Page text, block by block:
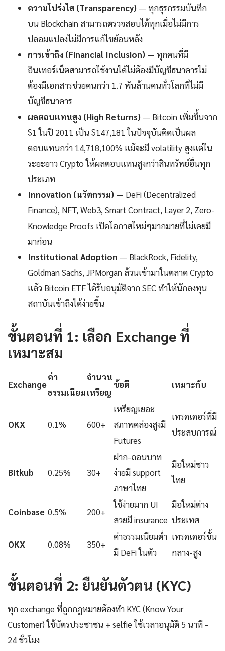
ความโปร่งใส (Transparency) — ทุกธุรกรรมบันทึก
บน Blockchain สามารถตรวจสอบได้ทุกเมื่อไม่มีการ
ปลอมแปลงไม่มีการแก้ไขย้อนหลัง
การเข้าถึง (Financial Inclusion) — ทุกคนที่มี
อินเทอร์เน็ตสามารถใช้งานได้ไม่ต้องมีบัญชีธนาคารไม่
ต้องมีเอกสารช่วยคนกว่า 1.7 พันล้านคนทั่วโลกที่ไม่มี
บัญชีธนาคาร
ผลตอบแทนสูง (High Returns) — Bitcoin เพิ่มขึ้นจาก
$1 ในปี 2011 เป็น $147,181 ในปัจจุบันคิดเป็นผล
ตอบแทนกว่า 14,718,100% แม้จะมี volatility สูงแต่ใน
ระยะยาว Crypto ให้ผลตอบแทนสูงกว่าสินทรัพย์อื่นทุก
ประเภท
Innovation (นวัตกรรม) — DeFi (Decentralized
Finance), NFT, Web3, Smart Contract, Layer 2, Zero-
Knowledge Proofs เปิดโอกาสใหม่ๆมากมายที่ไม่เคยมี
มาก่อน
Institutional Adoption — BlackRock, Fidelity,
Goldman Sachs, JPMorgan ล้วนเข้ามาในตลาด Crypto
แล้ว Bitcoin ETF ได้รับอนุมัติจาก SEC ทำให้นักลงทุน
สถาบันเข้าถึงได้ง่ายขึ้น
ขั้นตอนที่ 1: เลือก Exchange ที่
เหมาะสม
Exchange
ค่า
ธรรมเนียม
จำนวน
เหรียญ
ข้อดี เหมาะกับ
OKX 0.1% 600+
เหรียญเยอะ
สภาพคล่องสูงมี
Futures
เทรดเดอร์ที่มี
ประสบการณ์
Bitkub 0.25% 30+
ฝาก-ถอนบาท
ง่ายมี support
ภาษาไทย
มือใหม่ชาว
ไทย
Coinbase 0.5% 200+
ใช้ง่ายมาก UI
สวยมี insurance
มือใหม่ต่าง
ประเทศ
OKX 0.08% 350+
ค่าธรรมเนียมต่ำ
มี DeFi ในตัว
เทรดเดอร์ขั้น
กลาง-สูง
ขั้นตอนที่ 2: ยืนยันตัวตน (KYC)
ทุก exchange ที่ถูกกฎหมายต้องทำ KYC (Know Your
Customer) ใช้บัตรประชาชน + selfie ใช้เวลาอนุมัติ 5 นาที -
24 ชั่วโมง